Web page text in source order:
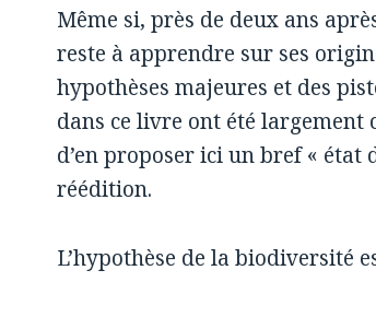
Même si, près de deux ans
reste à apprendre sur ses
hypothèses majeures et des
dans ce livre ont été
d’en proposer ici un bref « état
réédition.
L’hypothèse de la biodiversité